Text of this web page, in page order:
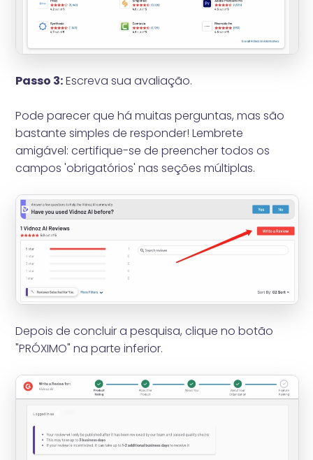
Passo 3:Escreva sua avaliação.
Pode parecer que há muitas perguntas, mas são
bastante simples de responder! Lembrete
amigável: certifique-se de preencher todos os
campos 'obrigatórios' nas seções múltiplas.
Depois de concluir a pesquisa, clique no botão
"PRÓXIMO" na parte inferior.